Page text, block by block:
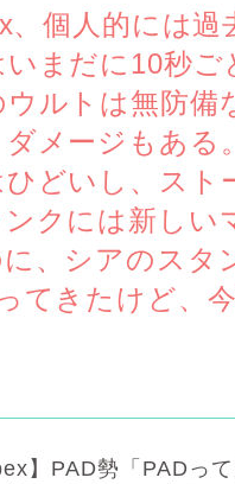
個人的には過
まだに10秒ご
ルトは無防備
メージもある
どいし、スト
クには新しい
、シアのスタ
てきたけど、
】PAD勢「PADっ